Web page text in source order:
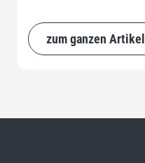
zum ganzen Artikel